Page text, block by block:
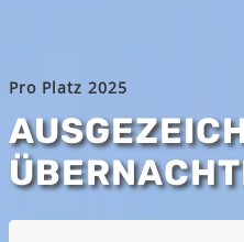
Pro Platz 2025